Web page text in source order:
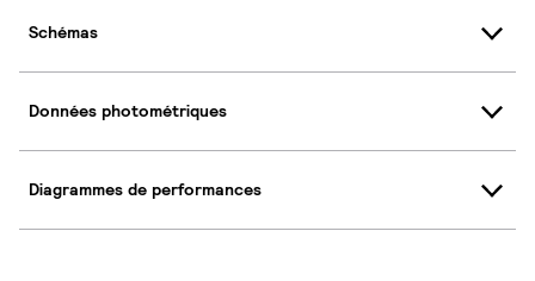
Schémas
Données photométriques
Diagrammes de performances